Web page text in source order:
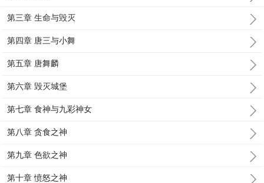
第三章 生命与毁灭
第四章 唐三与小舞
第五章 唐舞麟
第六章 毁灭城堡
第七章 食神与九彩神女
第八章 贪食之神
第九章 色欲之神
第十章 愤怒之神